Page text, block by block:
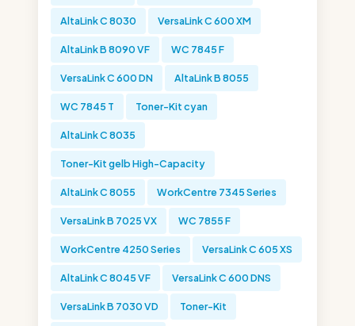
AltaLink C 8030 VersaLink C 600 XM
AltaLink B 8090 VF WC 7845 F
VersaLink C 600 DN AltaLink B 8055
WC 7845 T Toner-Kit cyan
AltaLink C 8035
Toner-Kit gelb High-Capacity
AltaLink C 8055 WorkCentre 7345 Series
VersaLink B 7025 VX WC 7855 F
WorkCentre 4250 Series VersaLink C 605 XS
AltaLink C 8045 VF VersaLink C 600 DNS
VersaLink B 7030 VD Toner-Kit